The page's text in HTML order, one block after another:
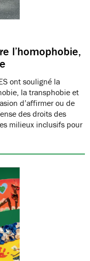
l’homophobie,
ont souligné la
la transphobie et
d’affirmer ou de
des droits des
milieux inclusifs pour